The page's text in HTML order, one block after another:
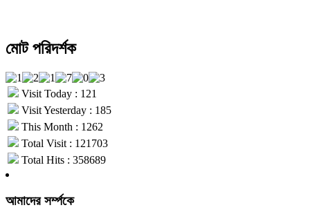
মোট পরিদর্শক
Visit Today : 121
Visit Yesterday : 185
This Month : 1262
Total Visit : 121703
Total Hits : 358689
আমাদের সর্ম্পকে